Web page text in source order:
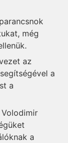
még
az
a
a
a